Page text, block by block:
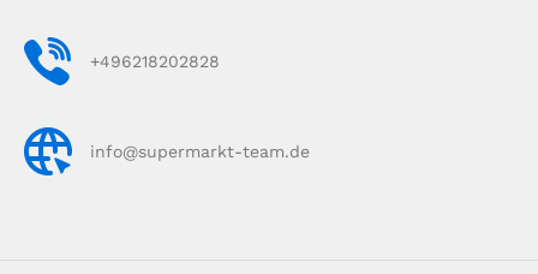
+496218202828
info@supermarkt-team.de